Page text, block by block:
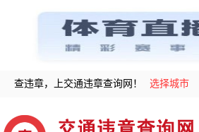
查违章，上交通违章查询网！ 选择城市